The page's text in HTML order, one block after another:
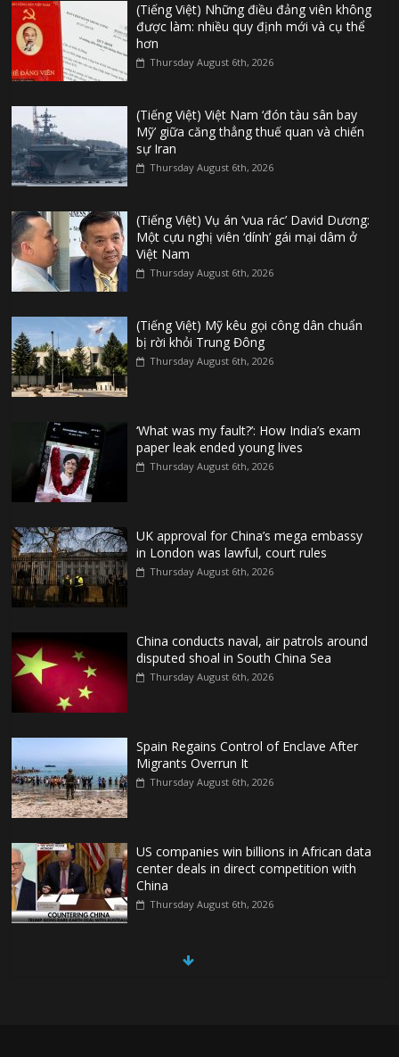
(Tiếng Việt) Những điều đảng viên không
được làm: nhiều quy định mới và cụ thể
hơn
Thursday August 6th, 2026
(Tiếng Việt) Việt Nam ‘đón tàu sân bay
Mỹ’ giữa căng thẳng thuế quan và chiến
sự Iran
Thursday August 6th, 2026
(Tiếng Việt) Vụ án ‘vua rác’ David Dương:
Một cựu nghị viên ‘dính’ gái mại dâm ở
Việt Nam
Thursday August 6th, 2026
(Tiếng Việt) Mỹ kêu gọi công dân chuẩn
bị rời khỏi Trung Đông
Thursday August 6th, 2026
‘What was my fault?’: How India’s exam
paper leak ended young lives
Thursday August 6th, 2026
UK approval for China’s mega embassy
in London was lawful, court rules
Thursday August 6th, 2026
China conducts naval, air patrols around
disputed shoal in South China Sea
Thursday August 6th, 2026
Spain Regains Control of Enclave After
Migrants Overrun It
Thursday August 6th, 2026
US companies win billions in African data
center deals in direct competition with
China
Thursday August 6th, 2026
China, Russia, Iran and North Korea